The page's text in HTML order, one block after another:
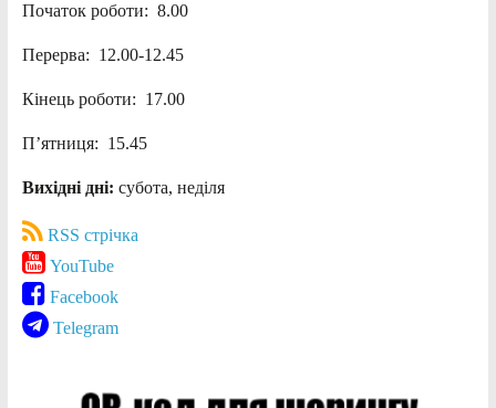
Початок роботи: 8.00
Перерва: 12.00-12.45
Кінець роботи: 17.00
П’ятниця: 15.45
Вихідні дні: субота, неділя
RSS стрічка
YouTube
Facebook
Telegram